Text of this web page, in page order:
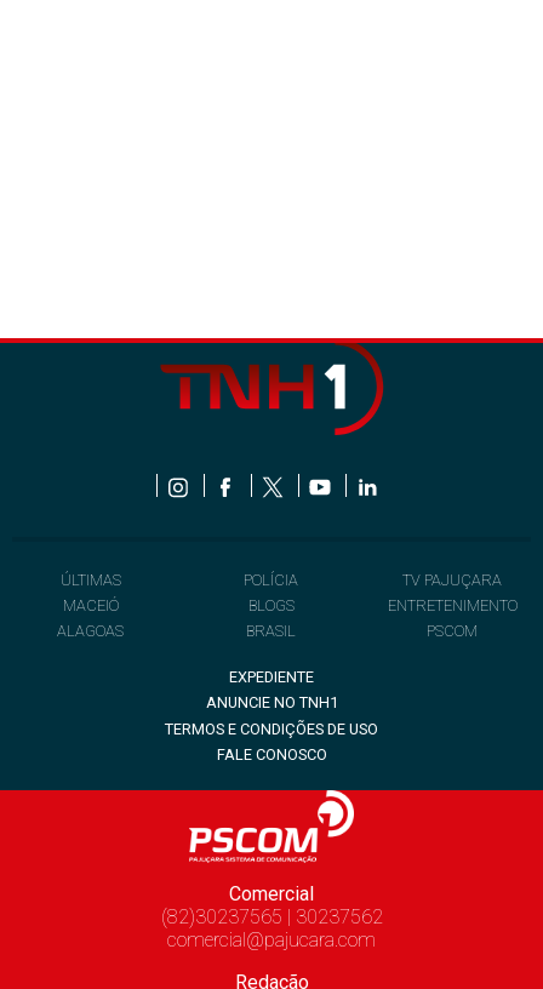
ÚLTIMAS
MACEIÓ
ALAGOAS
POLÍCIA
BLOGS
BRASIL
TV PAJUÇARA
ENTRETENIMENTO
PSCOM
EXPEDIENTE
ANUNCIE NO TNH1
TERMOS E CONDIÇÕES DE USO
FALE CONOSCO
Comercial
(82)30237565 | 30237562
comercial@pajucara.com
Redação